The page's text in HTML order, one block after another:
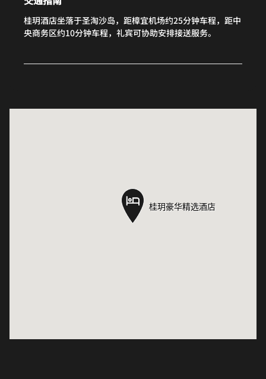
桂玥酒店坐落于圣淘沙岛，距樟宜机场约25分钟车程，距中
央商务区约10分钟车程，礼宾可协助安排接送服务。
桂玥豪华精选酒店
桂玥豪华精选酒店